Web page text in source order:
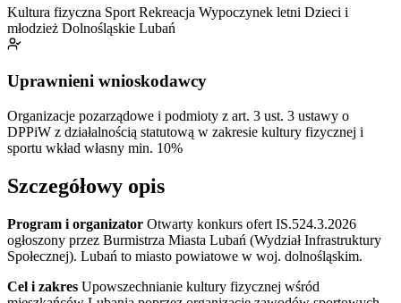
Kultura fizyczna SportRekreacja Wypoczynek letni Dzieci i
młodzież Dolnośląskie Lubań
Uprawnieni wnioskodawcy
Organizacje pozarządowe i podmioty z art. 3 ust. 3 ustawy o
DPPiW z działalnością statutową w zakresie kultury fizycznej i
sportu wkład własny min. 10%
Szczegółowy opis
Program i organizator Otwarty konkurs ofert IS.524.3.2026
ogłoszony przez Burmistrza Miasta Lubań (Wydział Infrastruktury
Społecznej). Lubań to miasto powiatowe w woj. dolnośląskim.
Cel i zakres Upowszechnianie kultury fizycznej wśród